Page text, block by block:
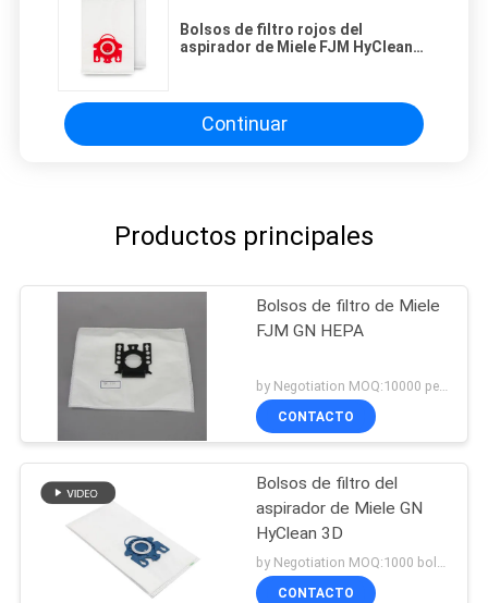
Bolsos de filtro rojos del
aspirador de Miele FJM HyClean
Continuar
Productos principales
Bolsos de filtro de Miele
FJM GN HEPA
CONTACTO
Bolsos de filtro del
aspirador de Miele GN
HyClean 3D
by Negotiation MOQ:1000 bolsos/bolsos
CONTACTO